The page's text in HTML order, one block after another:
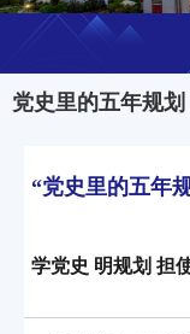
党史里的五年规划
“党史里的五年
学党史 明规划 担